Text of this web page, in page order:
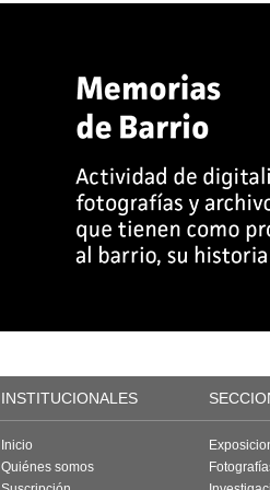
INSTITUCIONALES
Inicio
Quiénes somos